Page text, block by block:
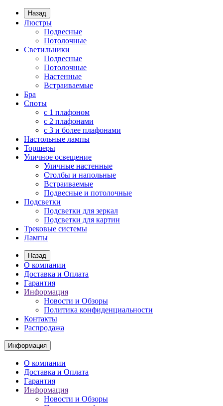
Назад
Люстры
Подвесные
Потолочные
Светильники
Подвесные
Потолочные
Настенные
Встраиваемые
Бра
Споты
с 1 плафоном
с 2 плафонами
с 3 и более плафонами
Настольные лампы
Торшеры
Уличное освещение
Уличные настенные
Столбы и напольные
Встраиваемые
Подвесные и потолочные
Подсветки
Подсветки для зеркал
Подсветки для картин
Трековые системы
Лампы
Назад
О компании
Доставка и Оплата
Гарантия
Информация
Новости и Обзоры
Политика конфиденциальности
Контакты
Распродажа
Информация
О компании
Доставка и Оплата
Гарантия
Информация
Новости и Обзоры